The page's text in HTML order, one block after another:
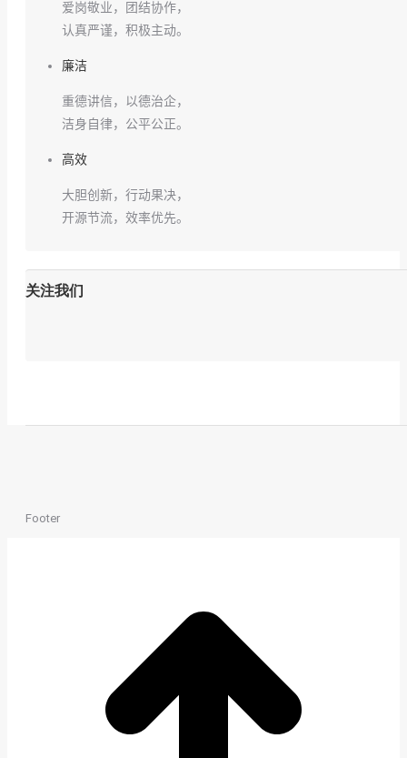
爱岗敬业，团结协作，
认真严谨，积极主动。
廉洁
重德讲信，以德治企，
洁身自律，公平公正。
高效
大胆创新，行动果决，
开源节流，效率优先。
关注我们
Footer